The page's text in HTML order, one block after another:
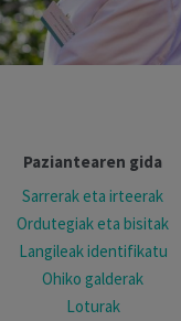
Paziantearen gida
Sarrerak eta irteerak
Ordutegiak eta bisitak
Langileak identifikatu
Ohiko galderak
Loturak